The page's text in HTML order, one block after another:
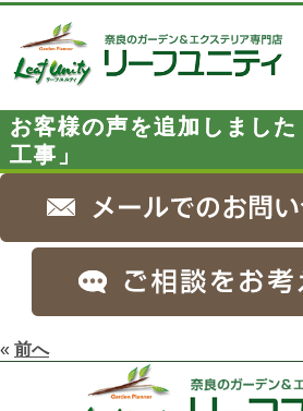
お客様の声を追加しまし
工事」
« 前へ